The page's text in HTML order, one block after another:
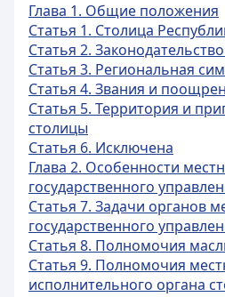
Глава 1. Общие положения
Статья 1. Столица
Статья 2.
Статья 3. Региональная
Статья 4. Звания и
Статья 5. Территория и
столицы
Статья 6. Исключена
Глава 2. Особенности
государственного
Статья 7. Задачи органов
государственного
Статья 8. Полномочия
Статья 9. Полномочия
исполнительного органа